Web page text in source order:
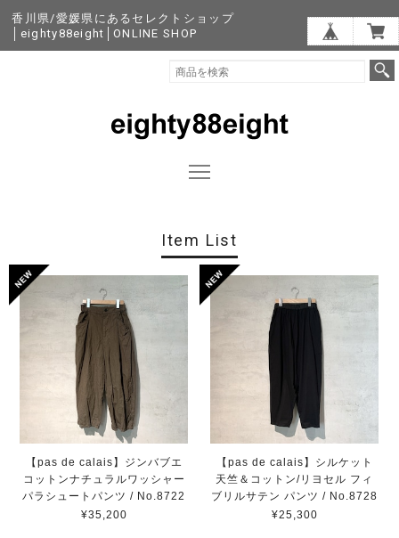
香川県/愛媛県にあるセレクトショップ
│eighty88eight│ONLINE SHOP
Item List
【pas de calais】ジンバブエ
コットンナチュラルワッシャー
パラシュートパンツ / No.8722
¥35,200
【pas de calais】シルケット
天竺＆コットン/リヨセル フィ
ブリルサテン パンツ / No.8728
¥25,300